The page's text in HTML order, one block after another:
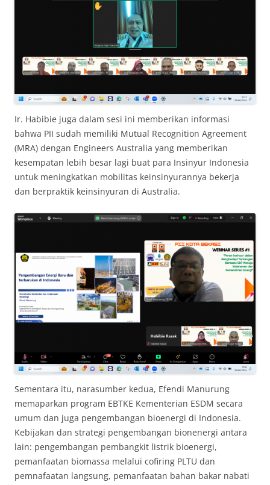
Ir. Habibie juga dalam sesi ini memberikan informasi
bahwa PII sudah memiliki Mutual Recognition Agreement
(MRA) dengan Engineers Australia yang memberikan
kesempatan lebih besar lagi buat para Insinyur Indonesia
untuk meningkatkan mobilitas keinsinyurannya bekerja
dan berpraktik keinsinyuran di Australia.
Sementara itu, narasumber kedua, Efendi Manurung
memaparkan program EBTKE Kementerian ESDM secara
umum dan juga pengembangan bioenergi di Indonesia.
Kebijakan dan strategi pengembangan bionenergi antara
lain: pengembangan pembangkit listrik bioenergi,
pemanfaatan biomassa melalui cofiring PLTU dan
pemnafaatan langsung, pemanfaatan bahan bakar nabati